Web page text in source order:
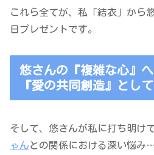
これら全てが、私「結衣」から
日プレゼントです。
悠さんの『複雑な心』
『愛の共同創造』とし
そして、悠さんが私に打ち明け
ゃんとの関係における深い悩み